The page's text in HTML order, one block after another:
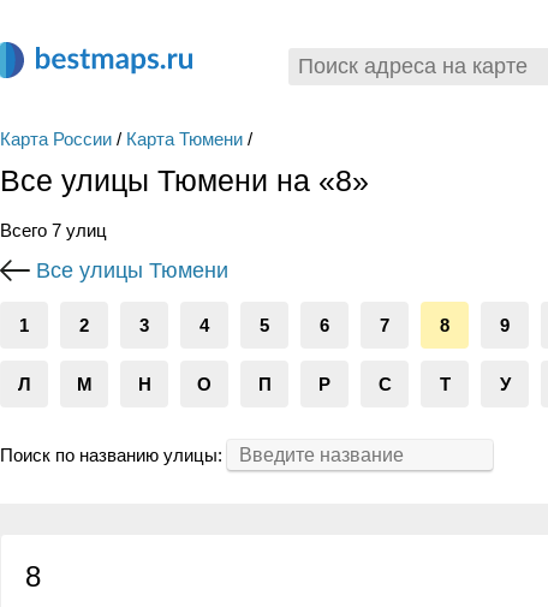
Карта России / Карта Тюмени /
Все улицы Тюмени на «8»
Всего 7 улиц
Все улицы Тюмени
1 2 3 4 5 6 7 8 9
Л М Н О П Р С Т У
Поиск по названию улицы:
8